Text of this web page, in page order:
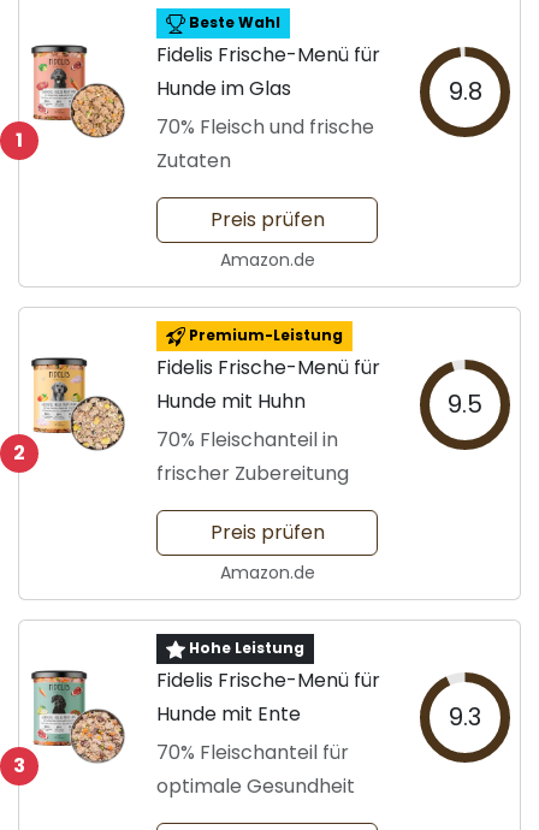
1
Beste Wahl
Fidelis Frische-Menü für
Hunde im Glas
70% Fleisch und frische
Zutaten
9.8
Preis prüfen
Amazon.de
2
Premium-Leistung
Fidelis Frische-Menü für
Hunde mit Huhn
70% Fleischanteil in
frischer Zubereitung
9.5
Preis prüfen
Amazon.de
3
Hohe Leistung
Fidelis Frische-Menü für
Hunde mit Ente
70% Fleischanteil für
optimale Gesundheit
9.3